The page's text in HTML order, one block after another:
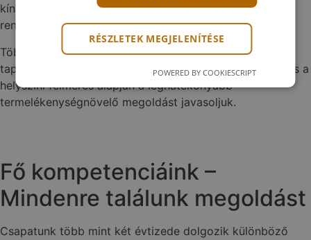
kínálunk, ami hosszú távon illeszkedik a teljes termelési
rendszerbe.
Több évtizedes fejlesztési és rendszerintegrációs
tapasztalattal azonosítjuk a szűk keresztmetszeteket, és a
helyszíni felmérés alapján a leghatékonyabb
termelékenységnövelő megoldást javasoljuk.
Fő kompetenciáink –
Mindenre találunk megoldást
Csapatunk több mint két évtizede dolgozik különböző
RÉSZLETEK MEGJELENÍTÉSE
POWERED BY COOKIESCRIPT